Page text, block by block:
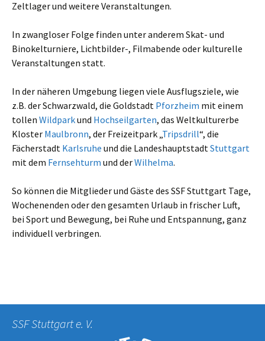
Zeltlager und weitere Veranstaltungen.
In zwangloser Folge finden unter anderem Skat- und
Binokelturniere, Lichtbilder-, Filmabende oder kulturelle
Veranstaltungen statt.
In der näheren Umgebung liegen viele Ausflugsziele, wie
z.B. der Schwarzwald, die Goldstadt Pforzheim mit einem
tollen Wildparkund Hochseilgarten, das Weltkulturerbe
Kloster Maulbronn, der Freizeitpark „Tripsdrill“, die
Fächerstadt Karlsruhe und die LandeshauptstadtStuttgart
mit dem Fernsehturm und derWilhelma.
So können die Mitglieder und Gäste des SSF Stuttgart Tage,
Wochenenden oder den gesamten Urlaub in frischer Luft,
bei Sport und Bewegung, bei Ruhe und Entspannung, ganz
individuell verbringen.
SSF Stuttgart e. V.